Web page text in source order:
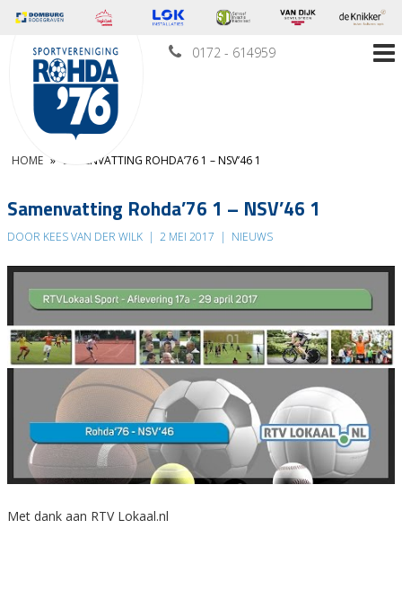
0172 - 614959
HOME » SAMENVATTING ROHDA’76 1 – NSV’46 1
Samenvatting Rohda’76 1 – NSV’46 1
DOOR KEES VAN DER WILK | 2 MEI 2017 | NIEUWS
Met dank aan RTV Lokaal.nl